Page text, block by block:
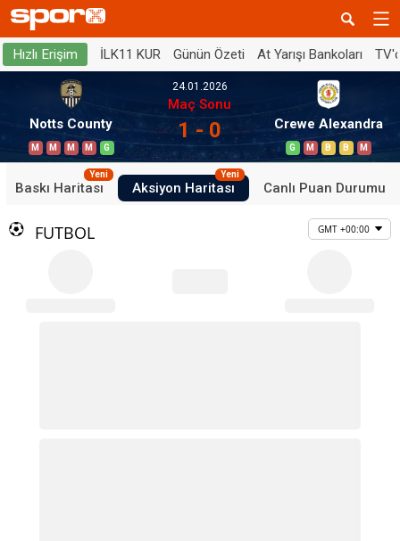
Hızlı Erişim İLK11 KUR Günün Özeti At Yarışı Bankoları
Notts County
M M M M G
24.01.2026
Maç Sonu
1 - 0 Crewe Alexandra
G M B B M
Baskı Haritası
Yeni
Aksiyon Haritası
Yeni
Canlı Puan Durumu
FUTBOL GMT +00:00